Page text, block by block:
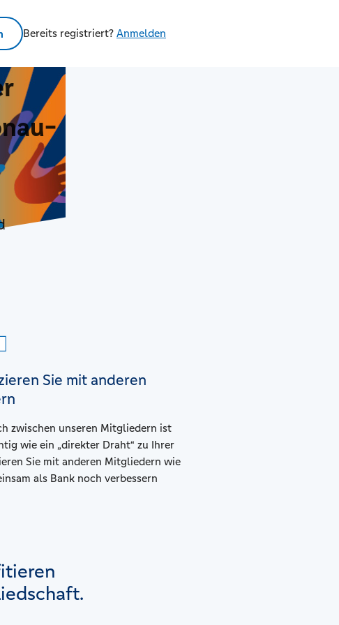
Bereits registriert? Anmelden
Sie mit anderen
zwischen unseren Mitgliedern ist
wie ein „direkter Draht“ zu Ihrer
Sie mit anderen Mitgliedern wie
als Bank noch verbessern